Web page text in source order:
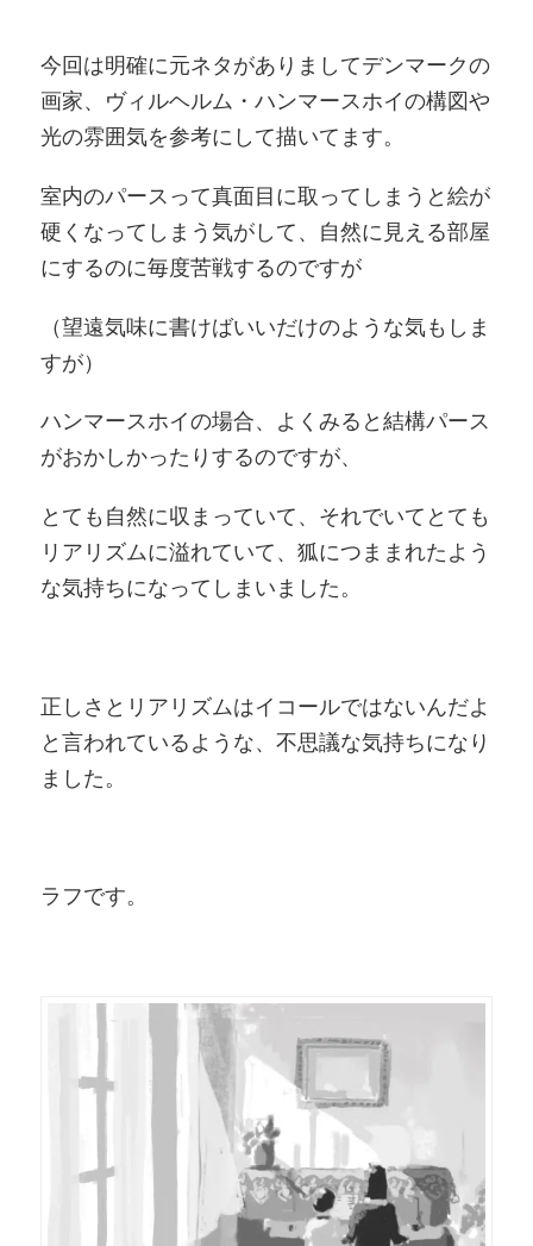
今回は明確に元ネタがありましてデンマークの
画家、ヴィルヘルム・ハンマースホイの構図や
光の雰囲気を参考にして描いてます。
室内のパースって真面目に取ってしまうと絵が
硬くなってしまう気がして、自然に見える部屋
にするのに毎度苦戦するのですが
（望遠気味に書けばいいだけのような気もしま
すが）
ハンマースホイの場合、よくみると結構パース
がおかしかったりするのですが、
とても自然に収まっていて、それでいてとても
リアリズムに溢れていて、狐につままれたよう
な気持ちになってしまいました。
正しさとリアリズムはイコールではないんだよ
と言われているような、不思議な気持ちになり
ました。
ラフです。